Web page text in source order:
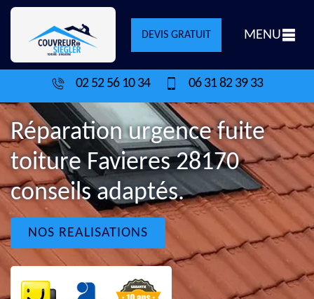
DEVIS GRATUIT MENU
02 52 56 10 34 06 31 82 39 33
Réparation urgence fuite
toiture Favieres 28170
conseils adaptés.
NOS REALISATIONS